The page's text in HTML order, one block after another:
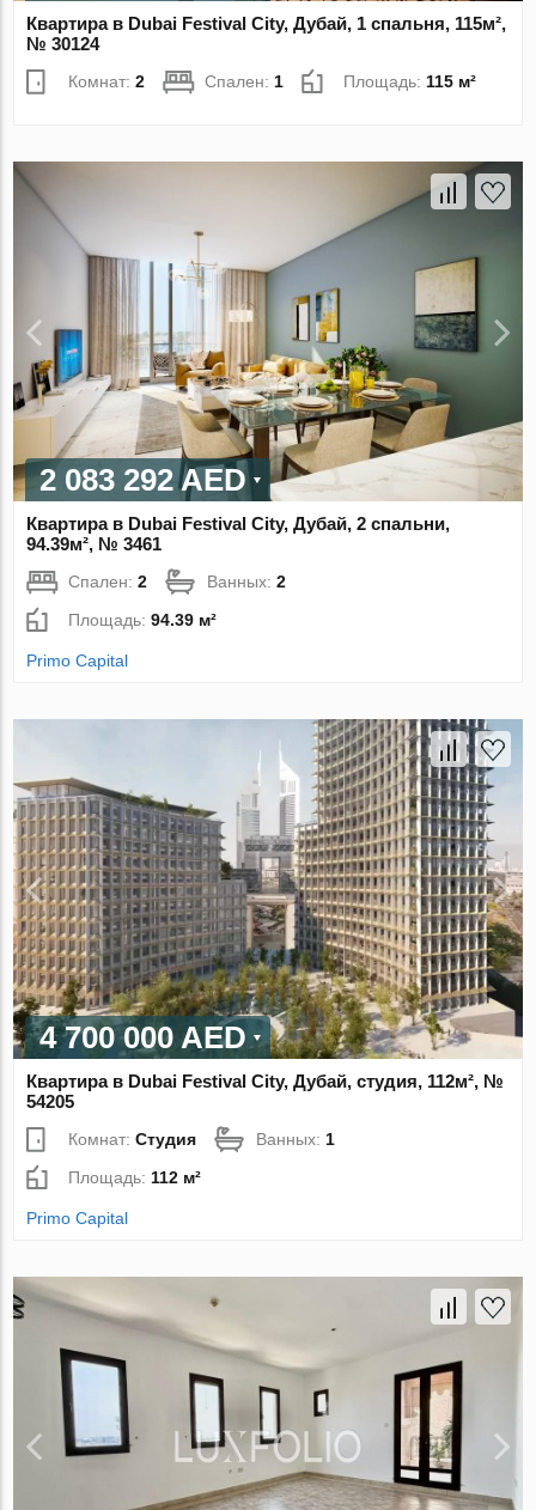
Квартира в Dubai Festival City, Дубай, 1 спальня, 115м²,
№ 30124
Комнат:2 Спален: 1 Площадь: 115 м²
2 083 292 AED
Квартира в Dubai Festival City, Дубай, 2 спальни,
94.39м², № 3461
Спален:2 Ванных:2
Площадь:94.39 м²
Primo Capital
4 700 000 AED
Квартира в Dubai Festival City, Дубай, студия, 112м², №
54205
Комнат:Студия Ванных: 1
Площадь: 112 м²
Primo Capital